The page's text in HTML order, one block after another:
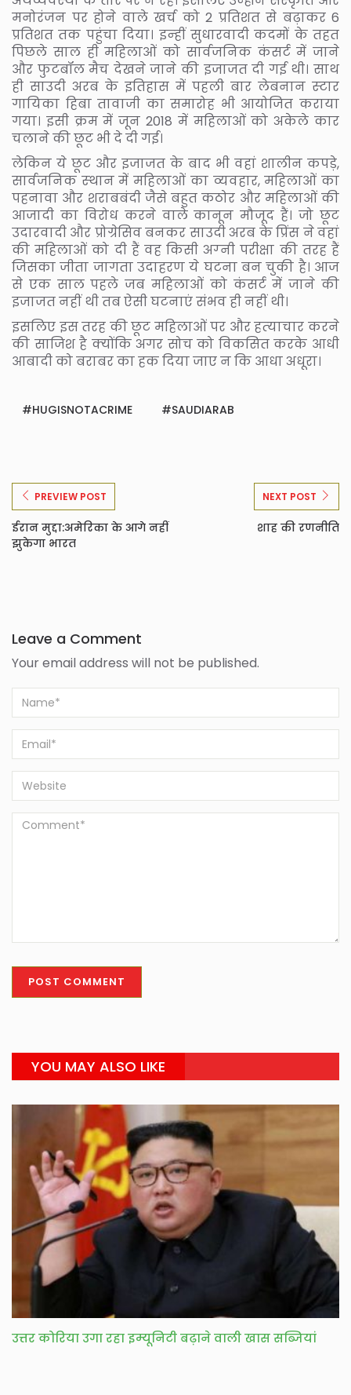
मनोरंजन पर होने वाले खर्च को 2 प्रतिशत से बढ़ाकर 6
प्रतिशत तक पहुंचा दिया। इन्‍हीं सुधारवादी कदमों के तहत
पिछले साल ही महिलाओं को सार्वजनिक कंसर्ट में जाने
और फुटबॉल मैच देखने जाने की इजाजत दी गई थी। साथ
ही साउदी अरब के इतिहास में पहली बार लेबनान स्‍टार
गायिका हिबा तावाजी का समारोह भी आयोजित कराया
गया। इसी क्रम में जून 2018 में महिलाओं को अकेले कार
चलाने की छूट भी दे दी गई।
लेकिन ये छूट और इजाजत के बाद भी वहां शालीन कपड़े,
सार्वजनिक स्‍थान में महिलाओं का व्‍यवहार, महिलाओं का
पहनावा और शराबबंदी जैसे बहुत कठोर और महिलाओं की
आजादी का विरोध करने वाले कानून मौजूद हैं। जो छूट
उदारवादी और प्रोग्रेसिव बनकर साउदी अरब के प्रिंस ने वहां
की महिलाओं को दी हैं वह किसी अग्‍नी परीक्षा की तरह हैं
जिसका जीता जागता उदाहरण ये घटना बन चुकी है। आज
से एक साल पहले जब महिलाओं को कंसर्ट में जाने की
इजाजत नहीं थी तब ऐसी घटनाएं संभव ही नहीं थी।
इसलिए इस तरह की छूट महिलाओं पर और हत्‍याचार करने
की साजिश है क्‍योंकि अगर सोच को विकसित करके आधी
आबादी को बराबर का हक दिया जाए न कि आधा अधूरा।
HUGISNOTACRIME SAUDIARAB
PREVIEW POST
ईरान मुद्दा:अमेरिका के आगे नहीं
झुकेगा भारत
NEXT POST
शाह की रणनीति
Leave a Comment
Your email address will not be published.
YOU MAY ALSO LIKE
उत्तर कोरिया उगा रहा इम्यूनिटी बढ़ाने वाली खास सब्जियां